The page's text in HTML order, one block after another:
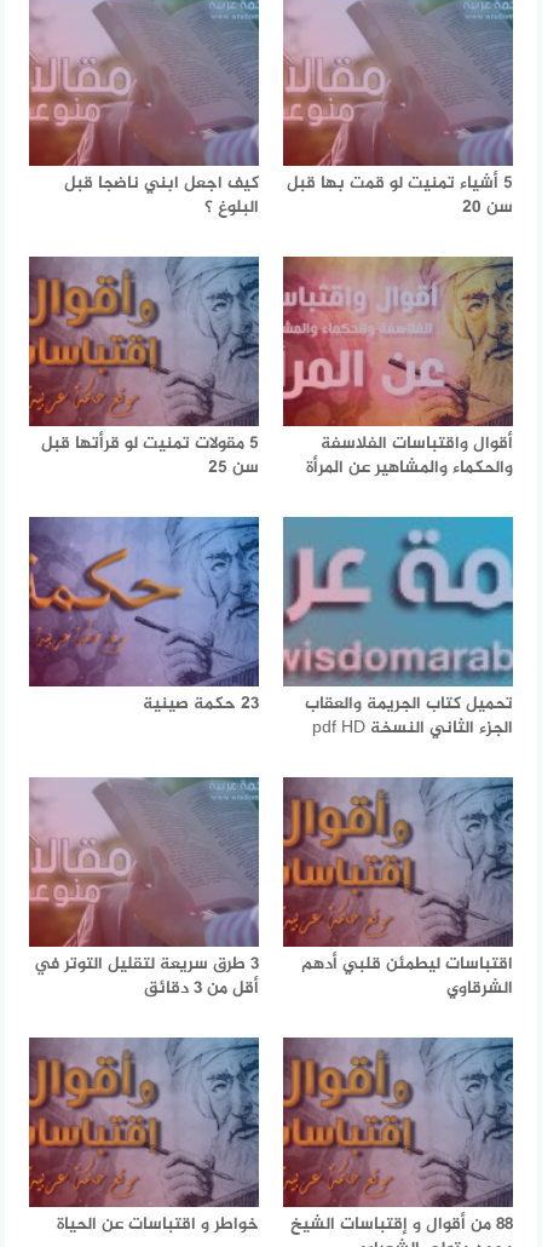
5 أشياء تمنيت لو قمت بها قبل
سن 20
كيف اجعل ابني ناضجا قبل
البلوغ ؟
أقوال واقتباسات الفلاسفة
والحكماء والمشاهير عن المرأة
5 مقولات تمنيت لو قرأتها قبل
سن 25
تحميل كتاب الجريمة والعقاب
الجزء الثاني النسخة pdf HD
23 حكمة صينية
اقتباسات ليطمئن قلبي أدهم
الشرقاوي
3 طرق سريعة لتقليل التوتر في
أقل من 3 دقائق
88 من أقوال و إقتباسات الشيخ
خواطر و اقتباسات عن الحياة